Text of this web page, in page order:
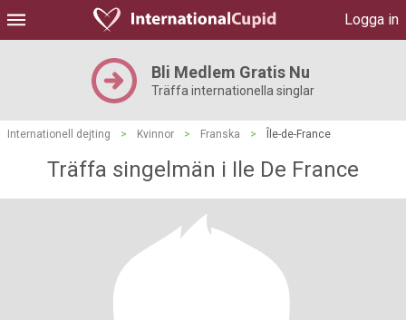
Logga in
Bli Medlem Gratis Nu
Träffa internationella singlar
Internationell dejting > Kvinnor > Franska > Île-de-France
Träffa singelmän i Ile De France